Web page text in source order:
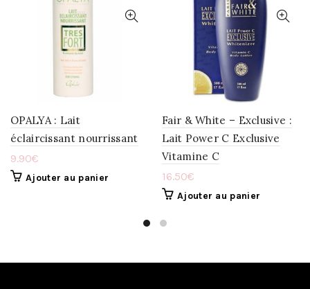
OPALYA : Lait
éclaircissant nourrissant
9.90€
Ajouter au panier
Fair & White – Exclusive :
Lait Power C Exclusive
Vitamine C
16.50€
Ajouter au panier